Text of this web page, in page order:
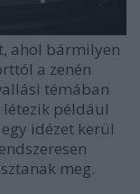
ahol bármilyen
a zenén
témában
például
idézet kerül
meg.